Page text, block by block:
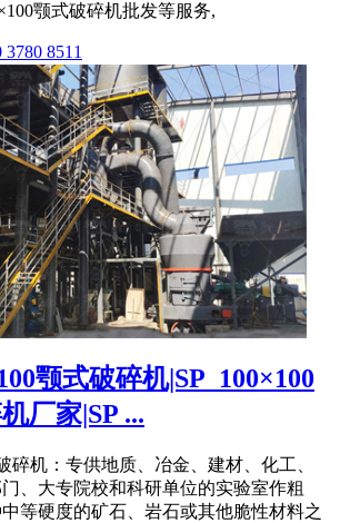
颚式破碎机批发等服务,
8511
颚式破碎机|SP_100×100
厂家|SP ...
碎机：专供地质、冶金、建材、化工、
、大专院校和科研单位的实验室作粗
等硬度的矿石、岩石或其他脆性材料之